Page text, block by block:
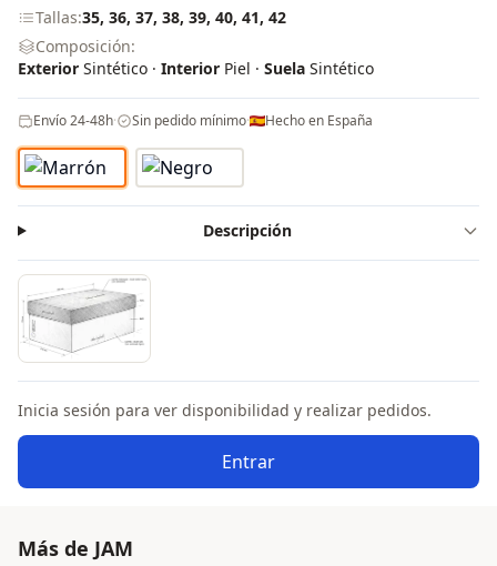
Tallas:35, 36, 37, 38, 39, 40, 41, 42
Composición:
Exterior Sintético · Interior Piel · Suela Sintético
Envío 24-48h· Sin pedido mínimo· Hecho en España
Descripción
Inicia sesión para ver disponibilidad y realizar pedidos.
Entrar
Más de JAM